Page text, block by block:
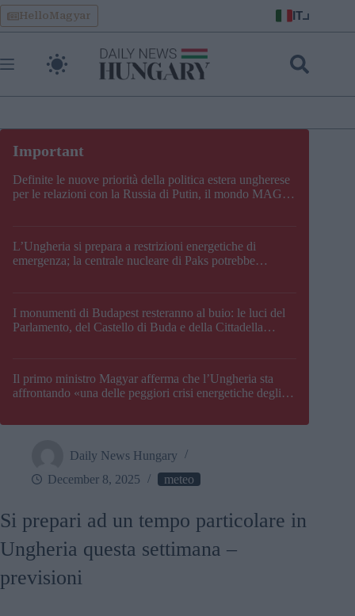
Skip
to
content
HelloMagyar IT
Definite le nuove priorità della politica estera ungherese
per le relazioni con la Russia di Putin, il mondo MAGA,
L’Ungheria si prepara a restrizioni energetiche di
emergenza; la centrale nucleare di Paks potrebbe
I monumenti di Budapest resteranno al buio: le luci del
Parlamento, del Castello di Buda e della Cittadella
Il primo ministro Magyar afferma che l’Ungheria sta
affrontando «una delle peggiori crisi energetiche degli
Daily News Hungary
December 8, 2025
meteo
Si prepari ad un tempo particolare in
Ungheria questa settimana –
previsioni